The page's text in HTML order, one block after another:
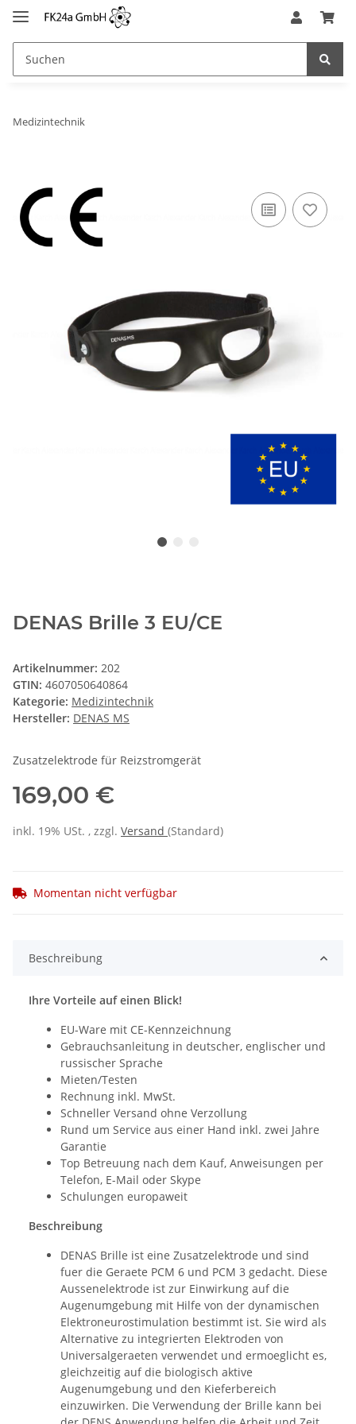
Medizintechnik
DENAS Brille 3 EU/CE
Artikelnummer: 202
GTIN: 4607050640864
Kategorie: Medizintechnik
Hersteller: DENAS MS
Zusatzelektrode für Reizstromgerät
169,00 €
inkl. 19% USt. , zzgl. Versand (Standard)
Momentan nicht verfügbar
Beschreibung
Ihre Vorteile auf einen Blick!
EU-Ware mit CE-Kennzeichnung
Gebrauchsanleitung in deutscher, englischer und
russischer Sprache
Mieten/Testen
Rechnung inkl. MwSt.
Schneller Versand ohne Verzollung
Rund um Service aus einer Hand inkl. zwei Jahre
Garantie
Top Betreuung nach dem Kauf, Anweisungen per
Telefon, E-Mail oder Skype
Schulungen europaweit
Beschreibung
DENAS Brille ist eine Zusatzelektrode und sind
fuer die Geraete PCM 6 und PCM 3 gedacht. Diese
Aussenelektrode ist zur Einwirkung auf die
Augenumgebung mit Hilfe von der dynamischen
Elektroneurostimulation bestimmt ist. Sie wird als
Alternative zu integrierten Elektroden von
Universalgeraeten verwendet und ermoeglicht es,
gleichzeitig auf die biologisch aktive
Augenumgebung und den Kieferbereich
einzuwirken. Die Verwendung der Brille kann bei